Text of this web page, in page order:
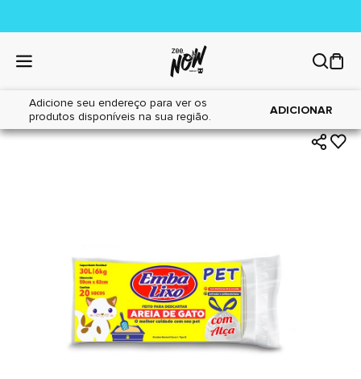
Adicione seu endereço para ver os
produtos disponíveis na sua região.
ADICIONAR
Home|Gatos|Higiene